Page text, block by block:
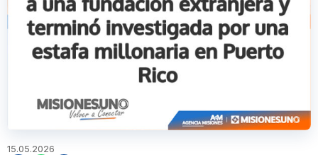
15.05.2026